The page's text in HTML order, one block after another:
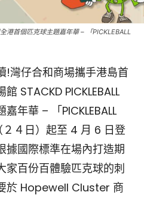
港首個匹克球主題嘉年華 – 「PICKLEBALL
!灣仔合和商場攜手港島首
STACKD PICKLEBALL
年華 – 「PICKLEBALL
２４日）起至 4 月 6 日登
據國際標準在場內打造期
家百份百體驗匹克球的刺
於 Hopewell Cluster 商